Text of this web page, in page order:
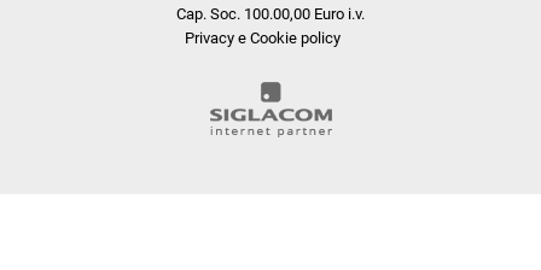
Cap. Soc. 100.00,00 Euro i.v.
Privacy e Cookie policy